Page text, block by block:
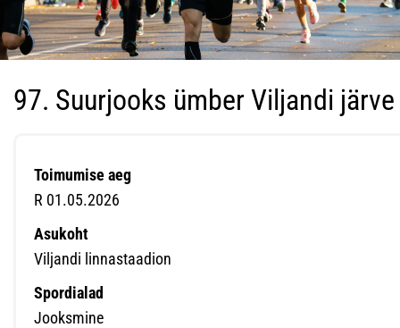
97. Suurjooks ümber Viljandi järve
Toimumise aeg
R 01.05.2026
Asukoht
Viljandi linnastaadion
Spordialad
Jooksmine